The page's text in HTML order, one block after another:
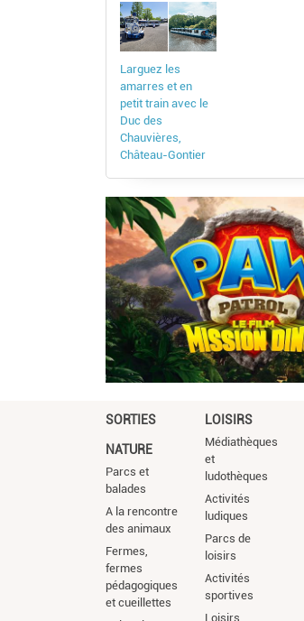
Larguez les
amarres et en
petit train avec le
Duc des
Chauvières,
Château-Gontier
SORTIES
NATURE
Parcs et
balades
A la rencontre
des animaux
Fermes,
fermes
pédagogiques
et cueillettes
LOISIRS
Médiathèques
et
ludothèques
Activités
ludiques
Parcs de
loisirs
Activités
sportives
Loisirs